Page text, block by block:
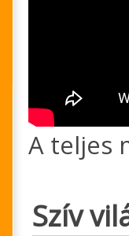
A teljes
Szív